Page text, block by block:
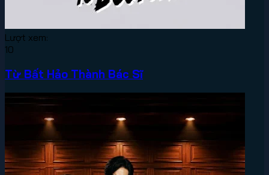
Lượt xem:
10
Từ Bất Hảo Thành Bác Sĩ